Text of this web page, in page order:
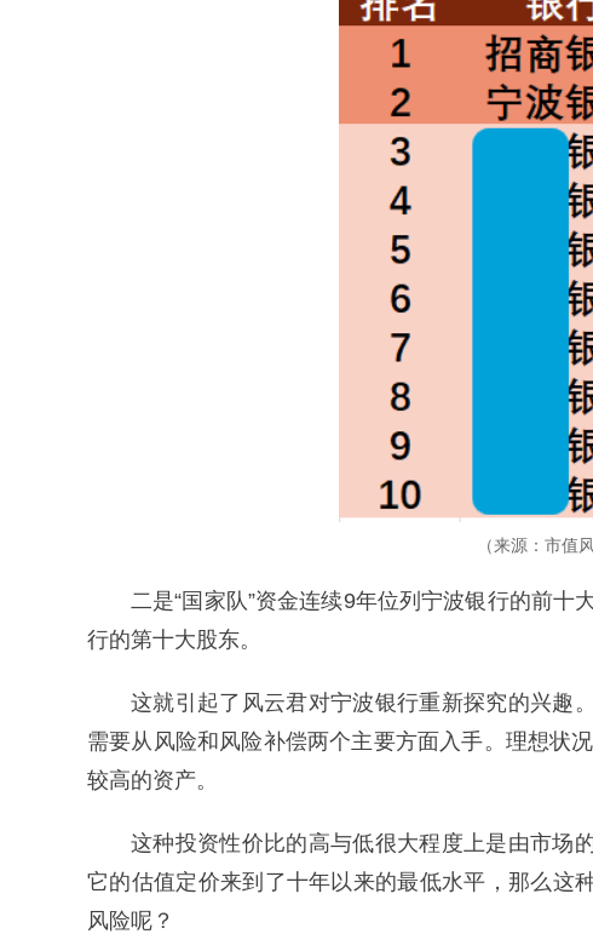
（来源：市值
二是“国家队”资金连续9年位列宁波银行的前
行的第十大股东。
这就引起了风云君对宁波银行重新探究的兴趣
需要从风险和风险补偿两个主要方面入手。理想状
较高的资产。
这种投资性价比的高与低很大程度上是由市场
它的估值定价来到了十年以来的最低水平，那么这
风险呢？